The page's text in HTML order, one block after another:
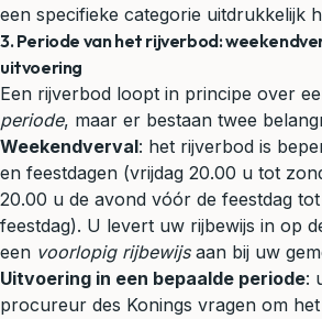
een specifieke categorie uitdrukkelijk
3. Periode van het rijverbod:
uitvoering
Een rijverbod loopt in principe over
periode, maar er bestaan twee
Weekendverval: het rijverbod is
en feestdagen (vrijdag 20.00 u tot
20.00 u de avond vóór de feestdag
feestdag). U levert uw rijbewijs in op
een voorlopig rijbewijsaan bij uw
Uitvoering in een bepaalde periode:
procureur des Konings vragen om